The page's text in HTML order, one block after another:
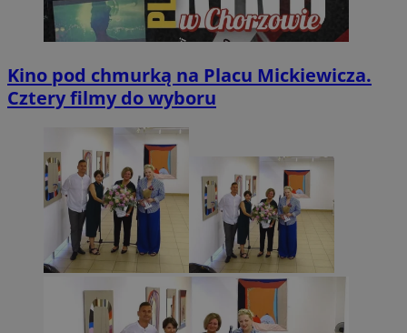
Kino pod chmurką na Placu Mickiewicza.
Cztery filmy do wyboru